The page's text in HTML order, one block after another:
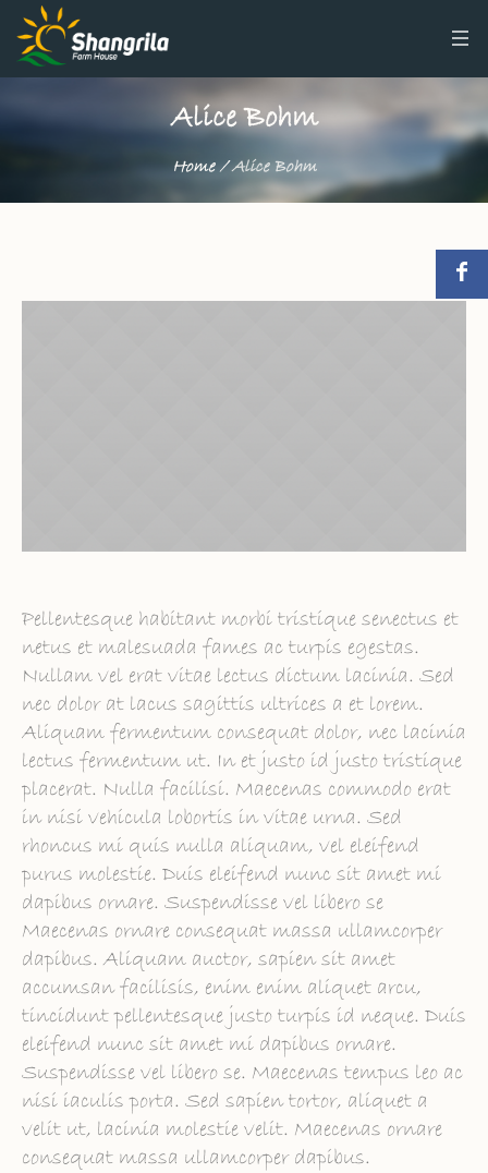
Alice Bohm
Home /Alice Bohm
Pellentesque habitant morbi tristique senectus et
netus et malesuada fames ac turpis egestas.
Nullam vel erat vitae lectus dictum lacinia. Sed
nec dolor at lacus sagittis ultrices a et lorem.
Aliquam fermentum consequat dolor, nec lacinia
lectus fermentum ut. In et justo id justo tristique
placerat. Nulla facilisi. Maecenas commodo erat
in nisi vehicula lobortis in vitae urna. Sed
rhoncus mi quis nulla aliquam, vel eleifend
purus molestie. Duis eleifend nunc sit amet mi
dapibus ornare. Suspendisse vel libero se
Maecenas ornare consequat massa ullamcorper
dapibus. Aliquam auctor, sapien sit amet
accumsan facilisis, enim enim aliquet arcu,
tincidunt pellentesque justo turpis id neque. Duis
eleifend nunc sit amet mi dapibus ornare.
Suspendisse vel libero se. Maecenas tempus leo ac
nisi iaculis porta. Sed sapien tortor, aliquet a
velit ut, lacinia molestie velit. Maecenas ornare
consequat massa ullamcorper dapibus.